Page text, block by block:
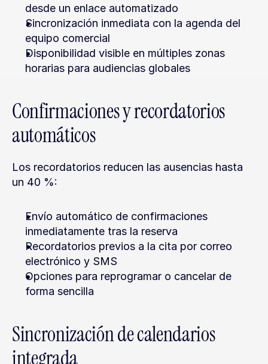
desde un enlace automatizado
Sincronización inmediata con la agenda del
equipo comercial
Disponibilidad visible en múltiples zonas
horarias para audiencias globales
Confirmaciones y recordatorios
automáticos
Los recordatorios reducen las ausencias hasta
un 40 %:
Envío automático de confirmaciones
inmediatamente tras la reserva
Recordatorios previos a la cita por correo
electrónico y SMS
Opciones para reprogramar o cancelar de
forma sencilla
Sincronización de calendarios
integrada